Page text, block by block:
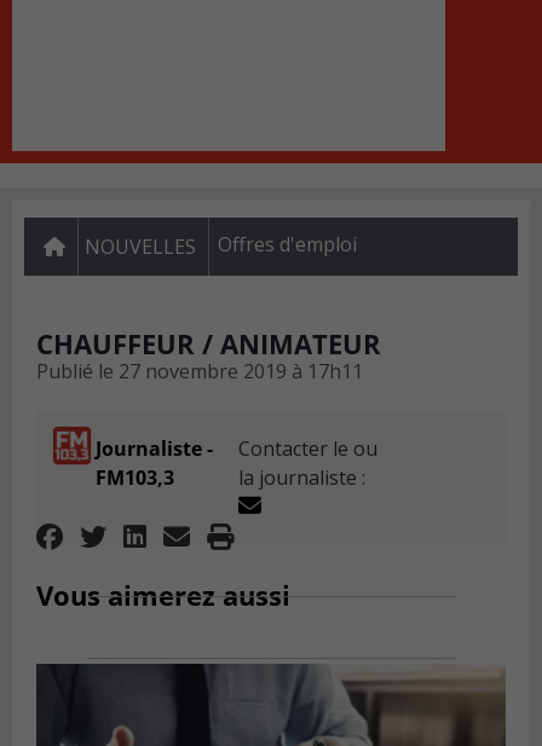
NOUVELLES Offres d'emploi
CHAUFFEUR / ANIMATEUR
Publié le 27 novembre 2019 à 17h11
Journaliste -
FM103,3
Contacter le ou
la journaliste :
Vous aimerez aussi